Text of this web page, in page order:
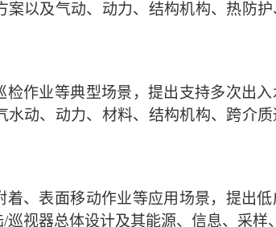
以及气动、动力、结构机构、热防
作业等典型场景，提出支持多次出
动、动力、材料、结构机构、跨介
、表面移动作业等应用场景，提出
/巡视器总体设计及其能源、信息、采样